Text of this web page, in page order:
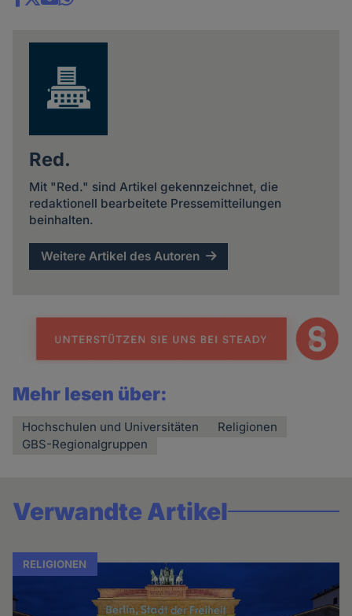
Share
Red.
Mit "Red." sind Artikel gekennzeichnet, die
redaktionell bearbeitete Pressemitteilungen
beinhalten.
Weitere Artikel des Autoren
Mehr lesen über:
Hochschulen und Universitäten
Religionen
GBS-Regionalgruppen
Verwandte Artikel
RELIGIONEN